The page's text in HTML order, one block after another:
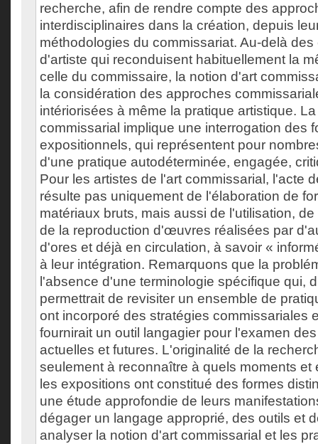
recherche, afin de rendre compte des
interdisciplinaires dans la création, depuis
méthodologies du commissariat. Au-delà
d'artiste qui reconduisent habituellement la
celle du commissaire, la notion d'art
la considération des approches
intériorisées à même la pratique artistique.
commissarial implique une interrogation des
expositionnels, qui représentent pour
d'une pratique autodéterminée, engagée,
Pour les artistes de l'art commissarial, l'acte
résulte pas uniquement de l'élaboration de
matériaux bruts, mais aussi de l'utilisation,
de la reproduction d'œuvres réalisées par
d'ores et déjà en circulation, à savoir «
à leur intégration. Remarquons que la
l'absence d'une terminologie spécifique qui,
permettrait de revisiter un ensemble de
ont incorporé des stratégies commissariales
fournirait un outil langagier pour l'examen
actuelles et futures. L'originalité de la
seulement à reconnaître à quels moments et
les expositions ont constitué des formes
une étude approfondie de leurs
dégager un langage approprié, des outils et
analyser la notion d'art commissarial et les